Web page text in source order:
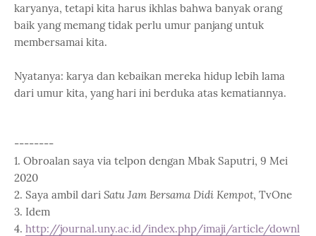
karyanya, tetapi kita harus ikhlas bahwa banyak orang
baik yang memang tidak perlu umur panjang untuk
membersamai kita.
Nyatanya: karya dan kebaikan mereka hidup lebih lama
dari umur kita, yang hari ini berduka atas kematiannya.
--------
1. Obroalan saya via telpon dengan Mbak Saputri, 9 Mei
2020
2. Saya ambil dari Satu Jam Bersama Didi Kempot, TvOne
3. Idem
4. http://journal.uny.ac.id/index.php/imaji/article/downl